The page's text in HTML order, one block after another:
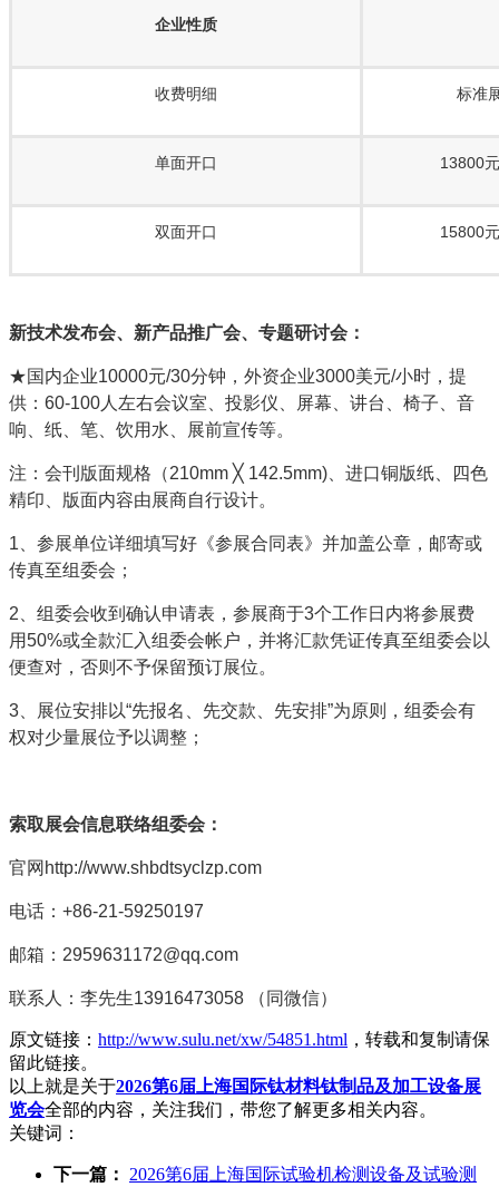
企业性质
收费明细 标准
单面开口 13800
双面开口 15800
新技术发布会、新产品推广会、专题研讨会：
★国内企业10000元/30分钟，外资企业3000美元/小时，提
供：60-100人左右会议室、投影仪、屏幕、讲台、椅子、音
响、纸、笔、饮用水、展前宣传等。
注：会刊版面规格（210mm ╳ 142.5mm)、进口铜版纸、四色
精印、版面内容由展商自行设计。
1、参展单位详细填写好《参展合同表》并加盖公章，邮寄或
传真至组委会；
2、组委会收到确认申请表，参展商于3个工作日内将参展费
用50%或全款汇入组委会帐户，并将汇款凭证传真至组委会以
便查对，否则不予保留预订展位。
3、展位安排以“先报名、先交款、先安排”为原则，组委会有
权对少量展位予以调整；
索取展会信息联络组委会：
官网http://www.shbdtsyclzp.com
电话：+86-21-59250197
邮箱：2959631172@qq.com
联系人：李先生13916473058 （同微信）
原文链接： http://www.sulu.net/xw/54851.html ，转载和复制请保
留此链接。
以上就是关于2026第6届上海国际钛材料钛制品及加工设备展
览会全部的内容，关注我们，带您了解更多相关内容。
关键词：
下一篇：
2026第6届上海国际试验机检测设备及试验测